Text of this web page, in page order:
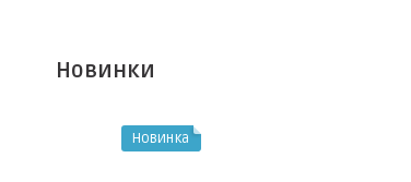
Новинки
Новинка